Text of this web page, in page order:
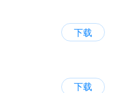
下载
下载